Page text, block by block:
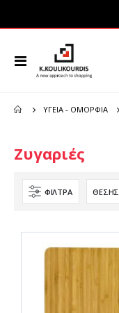
Εναλλαγή
Πλοήγησης
ΥΓΕΊΑ - ΟΜΟΡΦΙΆ
Ζυγαριές
ΦΊΛΤΡΑ